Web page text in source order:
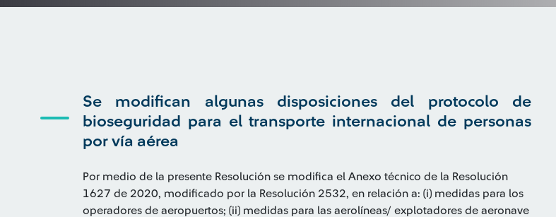
Se modifican algunas disposiciones del protocolo de
bioseguridad para el transporte internacional de personas
por vía aérea
Por medio de la presente Resolución se modifica el Anexo técnico de la Resolución
1627 de 2020, modificado por la Resolución 2532, en relación a: (i) medidas para los
operadores de aeropuertos; (ii) medidas para las aerolíneas/ explotadores de aeronave